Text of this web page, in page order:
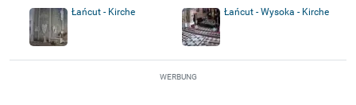
Łańcut - Kirche Łańcut - Wysoka - Kirche
WERBUNG